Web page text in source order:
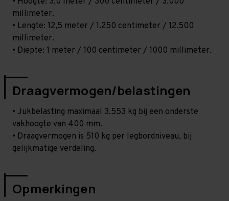
millimeter.
• Lengte: 12,5 meter / 1.250 centimeter / 12.500
millimeter.
• Diepte: 1 meter / 100 centimeter / 1000 millimeter.
Draagvermogen/belastingen
• Jukbelasting maximaal 3.553 kg bij een onderste
vakhoogte van 400 mm.
• Draagvermogen is 510 kg per legbordniveau, bij
gelijkmatige verdeling.
Opmerkingen